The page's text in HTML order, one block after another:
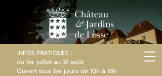
INFOS PRATIQUES :
du 1er juillet au 31 août
Ouvert tous les jours de 10h à 18h